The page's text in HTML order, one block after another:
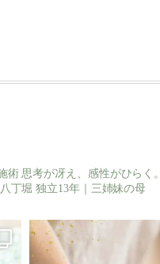
術思考が冴え、感性がひらく。
丁堀 独立13年｜三姉妹の母